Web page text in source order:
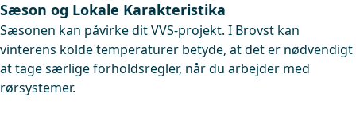
Sæson og Lokale Karakteristika
Sæsonen kan påvirke dit VVS-projekt. I Brovst kan
vinterens kolde temperaturer betyde, at det er nødvendigt
at tage særlige forholdsregler, når du arbejder med
rørsystemer.